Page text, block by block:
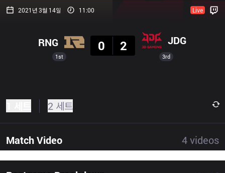
2021년 3월 14일 11:00 Live
1st
RNG
0
2 JDG
3rd
2 세트
Match Video 4videos